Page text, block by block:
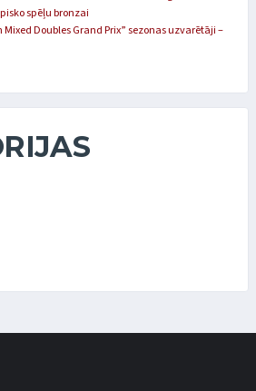
spēļu bronzai
Doubles Grand Prix” sezonas uzvarētāji –